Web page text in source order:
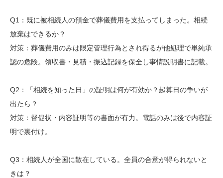
Q1：既に被相続人の預金で葬儀費用を支払ってしまった。相続
放棄はできるか？
対策：葬儀費用のみは限定管理行為とされ得るが他処理で単純承
認の危険。領収書・見積・振込記録を保全し事情説明書に記載。
Q2：「相続を知った日」の証明は何が有効か？起算日の争いが
出たら？
対策：督促状・内容証明等の書面が有力。電話のみは後で内容証
明で裏付け。
Q3：相続人が全国に散在している。全員の合意が得られないと
きは？